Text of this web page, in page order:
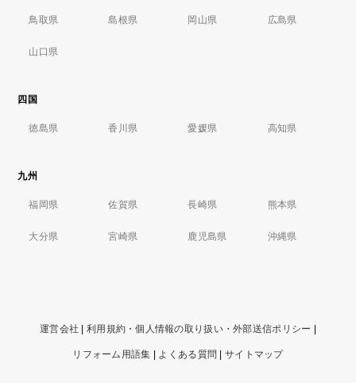
鳥取県 島根県 岡山県 広島県
山口県
四国
徳島県 香川県 愛媛県 高知県
九州
福岡県 佐賀県 長崎県 熊本県
大分県 宮崎県 鹿児島県 沖縄県
運営会社 利用規約・個人情報の取り扱い・外部送信ポリシー
リフォーム用語集 よくある質問 サイトマップ